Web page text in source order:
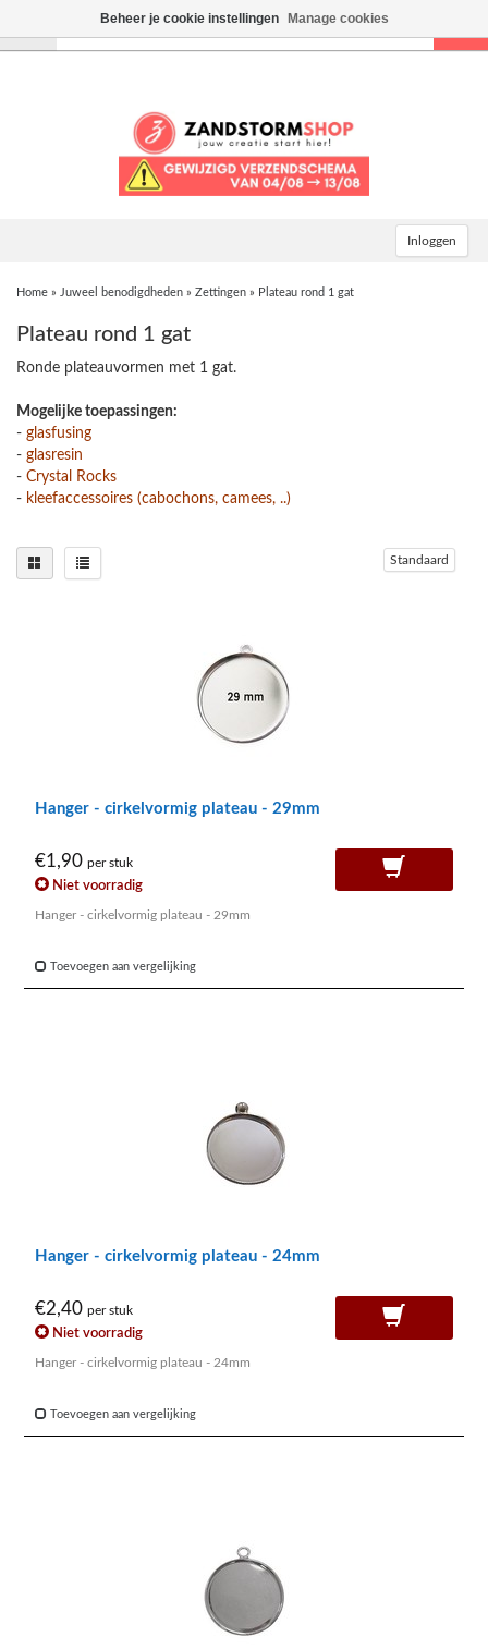
Inloggen
Home » Juweel benodigdheden » Zettingen » Plateau rond 1 gat
Plateau rond 1 gat
Ronde plateauvormen met 1 gat.
Mogelijke toepassingen:
- glasfusing
- glasresin
- Crystal Rocks
- kleefaccessoires (cabochons, camees, ..)
Standaard
Hanger - cirkelvormig plateau - 29mm
€1,90 per stuk
Niet voorradig
Hanger - cirkelvormig plateau - 29mm
Toevoegen aan vergelijking
Hanger - cirkelvormig plateau - 24mm
€2,40 per stuk
Niet voorradig
Hanger - cirkelvormig plateau - 24mm
Toevoegen aan vergelijking
Beheer je cookie instellingen Manage cookies